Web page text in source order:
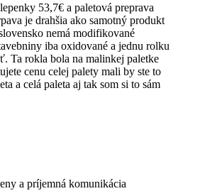
53,7€ a paletová preprava
je drahšia ako samotný produkt
nemá modifikované
iba oxidované a jednu rolku
Ta rokla bola na malinkej paletke
cenu celej palety mali by ste to
a celá paleta aj tak som si to sám
a príjemná komunikácia